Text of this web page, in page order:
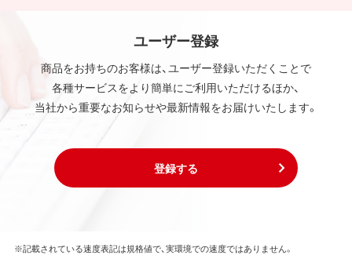
ユーザー登録
商品をお持ちのお客様は、ユーザー登録いただくことで
各種サービスをより簡単にご利用いただけるほか、
当社から重要なお知らせや最新情報をお届けいたします。
登録する
※記載されている速度表記は規格値で、実環境での速度ではありません。